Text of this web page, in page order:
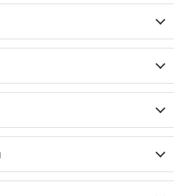
318
în Gera Lario
Lario – cele